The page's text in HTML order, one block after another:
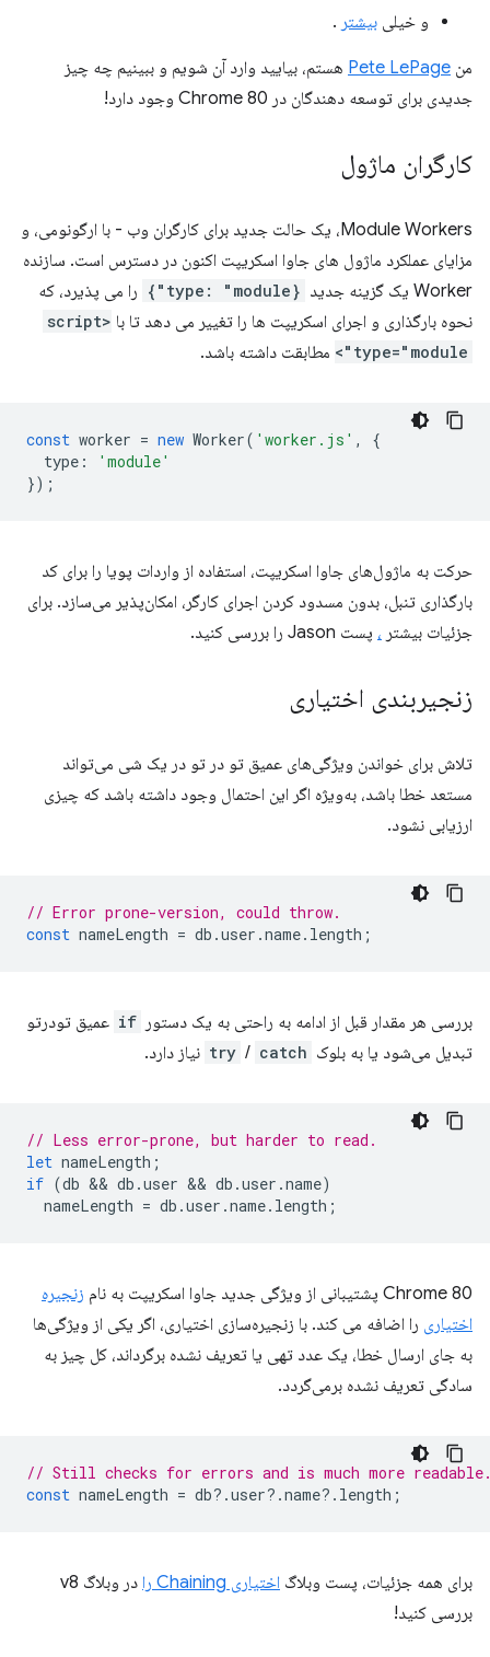
و خیلی بیشتر .
من Pete LePage هستم، بیایید وارد آن شویم و ببینیم چه چیز
جدیدی برای توسعه دهندگان در Chrome 80 وجود دارد!
کارگران ماژول
Module Workers، یک حالت جدید برای کارگران وب - با ارگونومی، و
مزایای عملکرد ماژول های جاوا اسکریپت اکنون در دسترس است. سازنده
Worker یک گزینه جدید
{type: "module"}
را می پذیرد، که
نحوه بارگذاری و اجرای اسکریپت ها را تغییر می دهد تا با
<script
type="module">
مطابقت داشته باشد.
const worker = new Worker( 'worker.js' ,
{
type :
'module'
});
حرکت به ماژول‌های جاوا اسکریپت، استفاده از واردات پویا را برای کد
بارگذاری تنبل، بدون مسدود کردن اجرای کارگر، امکان‌پذیر می‌سازد. برای
جزئیات بیشتر ، پست Jason را بررسی کنید.
زنجیربندی اختیاری
تلاش برای خواندن ویژگی‌های عمیق تو در تو در یک شی می‌تواند
مستعد خطا باشد، به‌ویژه اگر این احتمال وجود داشته باشد که چیزی
ارزیابی نشود.
// Error prone-version, could throw.
const nameLength = db .user .name. length ;
بررسی هر مقدار قبل از ادامه به راحتی به یک دستور if عمیق تودرتو
تبدیل می‌شود یا به بلوک
try / catch نیاز دارد.
// Less error-prone, but harder to read.
let nameLength ;
if (db && db .user && db .user .name)
nameLength = db .user .name. length ;
Chrome 80 پشتیبانی از ویژگی جدید جاوا اسکریپت به نام
زنجیره
اختیاری را اضافه می کند. با زنجیره‌سازی اختیاری، اگر یکی از ویژگی‌ها
به جای ارسال خطا، یک عدد تهی یا تعریف نشده برگرداند، کل چیز به
سادگی تعریف نشده برمی‌گردد.
// Still checks for errors and is much more
const nameLength = db? .user? .name? . length ;
برای همه جزئیات، پست وبلاگ اختیاری Chaining را
در وبلاگ v8
بررسی کنید!